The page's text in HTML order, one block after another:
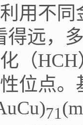
用不
得远，
（HCH
位点
71